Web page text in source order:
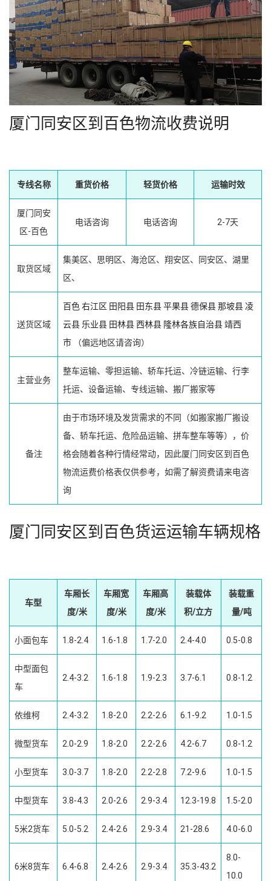
厦门同安区到百色物流收费说明
专线名称 重货价格 轻货价格 运输时效
厦门同安
区-百色
电话咨询 电话咨询 2-7天
取货区域
集美区、思明区、海沧区、翔安区、同安区、湖里
区、
送货区域
百色右江区 田阳县 田东县平果县德保县那坡县 凌
云县 乐业县 田林县西林县 隆林各族自治县靖西
市 （偏远地区请咨询）
主营业务
整车运输、零担运输、轿车托运、冷链运输、行李
托运、设备运输、专线运输、搬厂搬家等
备注
由于市场环境及发货需求的不同（如搬家搬厂搬设
备、轿车托运、危险品运输、拼车整车等等），价
格会随着各种行情经常动，因此厦门同安区到百色
物流运费价格表仅供参考，如需了解资费请来电咨
询
厦门同安区到百色货运运输车辆规格
车型
车厢长
度/米
车厢宽
度/米
车厢高
度/米
装载体
积/立方
装载重
量/吨
小面包车 1.8-2.4 1.6-1.8 1.7-2.0 2.4-4.0 0.5-0.8
中型面包
车
2.4-3.2 1.6-1.8 1.9-2.3 3.7-6.1 0.8-1.2
依维柯 2.4-3.2 1.8-2.0 2.2-2.6 6.1-9.2 1.0-1.5
微型货车 2.0-2.9 1.8-2.0 2.2-2.6 4.2-6.7 0.8-1.2
小型货车 3.0-3.7 1.8-2.0 2.2-2.8 7.2-9.6 1.0-1.5
中型货车 3.8-4.3 2.0-2.6 2.9-3.4 12.3-19.8 1.5-2.0
5米2货车 5.0-5.2 2.4-2.6 2.9-3.4 21-28.6 4.0-6.0
6米8货车 6.4-6.8 2.4-2.6 2.9-3.4 35.3-43.2
8.0-
10.0